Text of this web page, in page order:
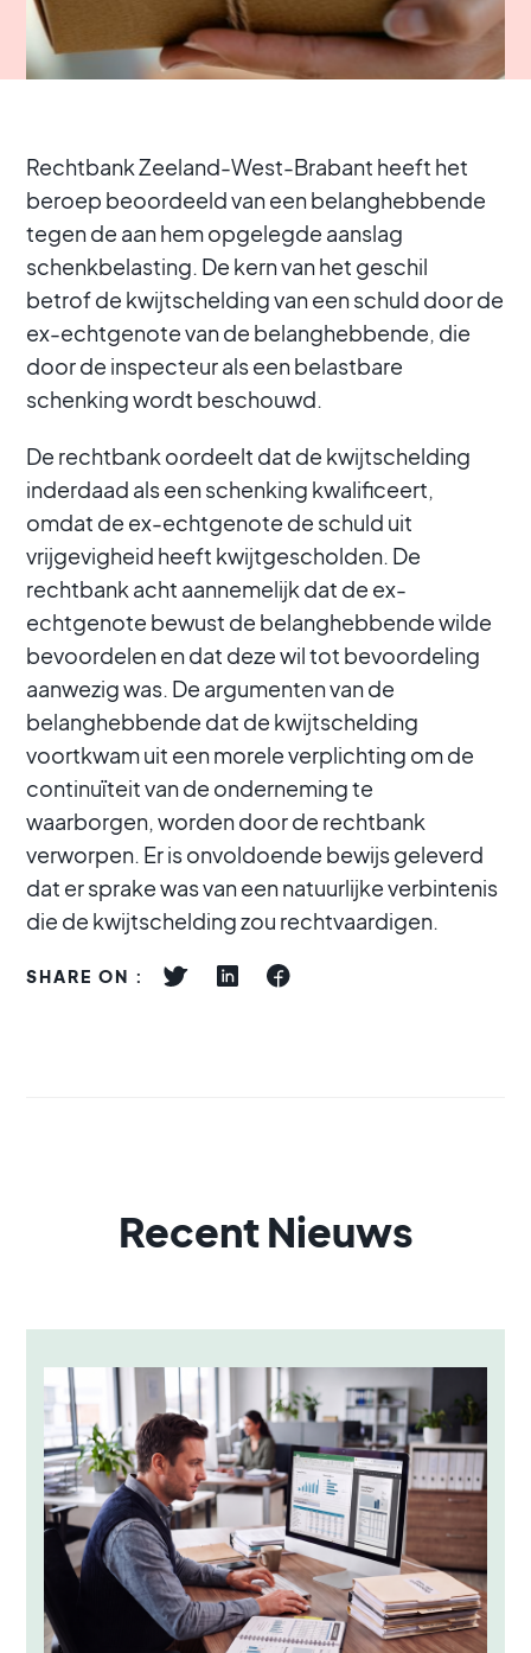
Rechtbank Zeeland-West-Brabant heeft het
beroep beoordeeld van een belanghebbende
tegen de aan hem opgelegde aanslag
schenkbelasting. De kern van het geschil
betrof de kwijtschelding van een schuld door de
ex-echtgenote van de belanghebbende, die
door de inspecteur als een belastbare
schenking wordt beschouwd.
De rechtbank oordeelt dat de kwijtschelding
inderdaad als een schenking kwalificeert,
omdat de ex-echtgenote de schuld uit
vrijgevigheid heeft kwijtgescholden. De
rechtbank acht aannemelijk dat de ex-
echtgenote bewust de belanghebbende wilde
bevoordelen en dat deze wil tot bevoordeling
aanwezig was. De argumenten van de
belanghebbende dat de kwijtschelding
voortkwam uit een morele verplichting om de
continuïteit van de onderneming te
waarborgen, worden door de rechtbank
verworpen. Er is onvoldoende bewijs geleverd
dat er sprake was van een natuurlijke verbintenis
die de kwijtschelding zou rechtvaardigen.
SHARE ON :
Recent Nieuws